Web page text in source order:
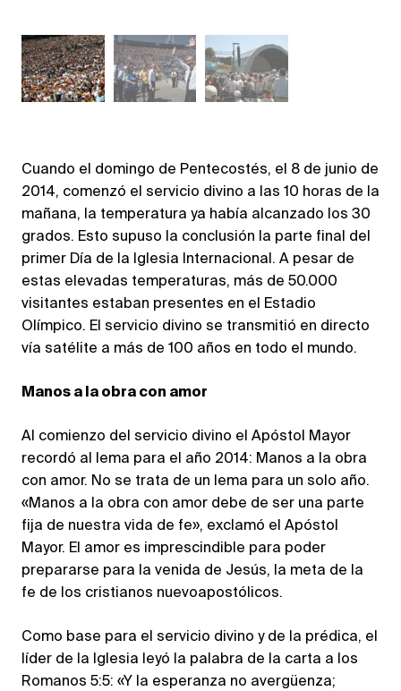
Cuando el domingo de Pentecostés, el 8 de junio de
2014, comenzó el servicio divino a las 10 horas de la
mañana, la temperatura ya había alcanzado los 30
grados. Esto supuso la conclusión la parte final del
primer Día de la Iglesia Internacional. A pesar de
estas elevadas temperaturas, más de 50.000
visitantes estaban presentes en el Estadio
Olímpico. El servicio divino se transmitió en directo
vía satélite a más de 100 años en todo el mundo.
Manos a la obra con amor
Al comienzo del servicio divino el Apóstol Mayor
recordó al lema para el año 2014: Manos a la obra
con amor. No se trata de un lema para un solo año.
«Manos a la obra con amor debe de ser una parte
fija de nuestra vida de fe», exclamó el Apóstol
Mayor. El amor es imprescindible para poder
prepararse para la venida de Jesús, la meta de la
fe de los cristianos nuevoapostólicos.
Como base para el servicio divino y de la prédica, el
líder de la Iglesia leyó la palabra de la carta a los
Romanos 5:5: «Y la esperanza no avergüenza;